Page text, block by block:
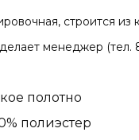
строится из
менеджер (тел.
полотно
полиэстер